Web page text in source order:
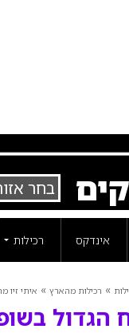
אינדקס רכילות
» רכילות מהארץ » איתי זיו
הגדול